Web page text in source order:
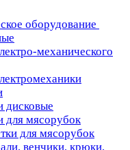
оборудование
механического
дисковые
мясорубок
для мясорубок
венчики, крюки,